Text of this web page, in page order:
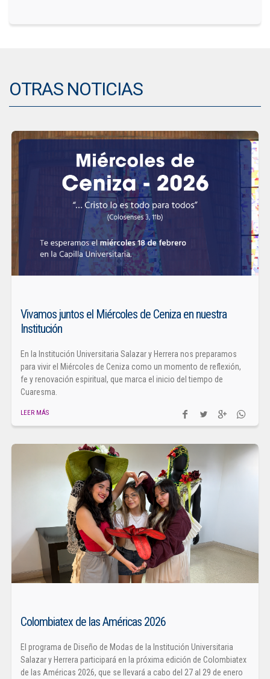
OTRAS NOTICIAS
Vivamos juntos el Miércoles de Ceniza en nuestra
Institución
En la Institución Universitaria Salazar y Herrera nos preparamos
para vivir el Miércoles de Ceniza como un momento de reflexión,
fe y renovación espiritual, que marca el inicio del tiempo de
Cuaresma.
LEER MÁS
Colombiatex de las Américas 2026
El programa de Diseño de Modas de la Institución Universitaria
Salazar y Herrera participará en la próxima edición de Colombiatex
de las Américas 2026, que se llevará a cabo del 27 al 29 de enero